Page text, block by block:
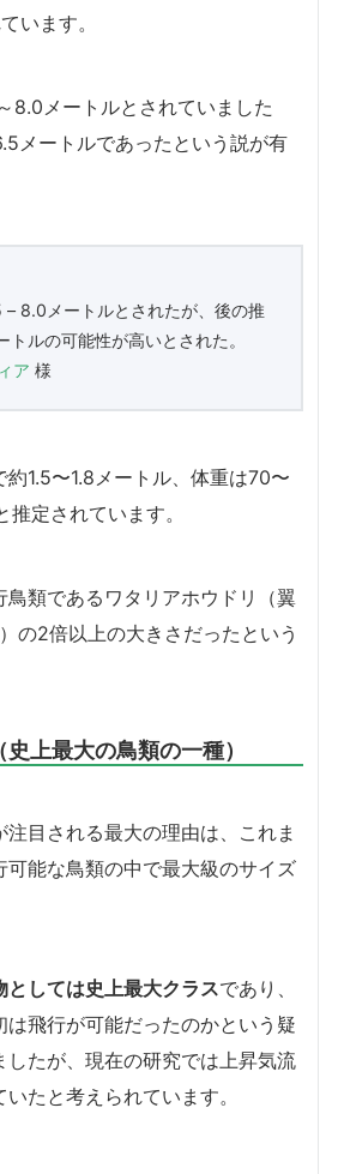
います。
8.0メートルとされていました
メートルであったという説が有
– 8.0メートルとされたが、後の推
ルの可能性が高いとされた。
ア 様
1.5〜1.8メートル、体重は70〜
定されています。
鳥類であるワタリアホウドリ（翼
の2倍以上の大きさだったという
上最大の鳥類の一種）
目される最大の理由は、これま
可能な鳥類の中で最大級のサイズ
しては史上最大クラスであり、
は飛行が可能だったのかという疑
したが、現在の研究では上昇気流
たと考えられています。